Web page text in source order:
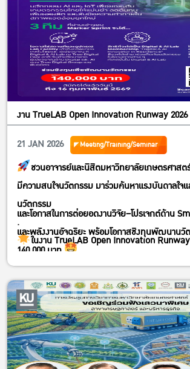
งาน TrueLAB Open Innovation Runway 2026
21 JAN 2026
Meeting/Training/Seminar
ชวนอาจารย์และนิสิตมหาวิทยาลัยเกษตรศาส
มีความสนใจนวัตกรรม มาร่วมค้นหาแรงบันดาลใจแ
นวัตกรรม
.
ในงาน TrueLAB Open Innovation
เทคโนโลยี
และโอกาสในการต่อยอดงานวิจัย–โปรเจกต์ด้าน
และพลังงานอัจฉริยะ พร้อมโอกาสชิงทุนพัฒนานวั
140,000 บาท
.
28 ม.ค. 2569 |
13.30–16.00
สำนักบริการคอมพิวเตอร์ ชั้น 3 ห้อง 306
ม.เกษตรศาสตร์ บางเขน
.
มาร่วมปลดล็อกพลังของไอเดีย และสร้างเส้นทาง